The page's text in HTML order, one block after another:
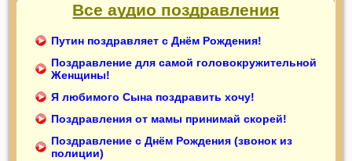
Все аудио поздравления
Путин поздравляет с Днём Рождения!
Поздравление для самой головокружительной
Женщины!
Я любимого Сына поздравить хочу!
Поздравления от мамы принимай скорей!
Поздравление с Днём Рождения (звонок из
полиции)